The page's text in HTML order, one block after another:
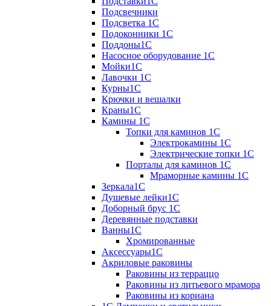
Подсвечники
Подсветка 1С
Подоконники 1С
Поддоны1С
Насосное оборудование 1С
Мойки1С
Лавочки 1С
Курны1С
Крючки и вешалки
Краны1С
Камины 1C
Топки для каминов 1C
Электрокамины 1С
Электрические топки 1C
Порталы для каминов 1С
Мраморные камины 1C
Зеркала1С
Душевые лейки1С
Доборный брус 1С
Деревянные подставки
Ванны1С
Хромированные
Аксессуары1С
Акриловые раковины
Раковины из терраццо
Раковины из литьевого мрамора
Раковины из кориана